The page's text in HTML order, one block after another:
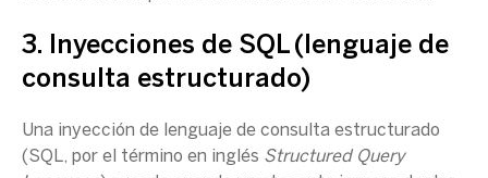
3. Inyecciones de SQL (lenguaje de
consulta estructurado)
Una inyección de lenguaje de consulta estructurado
(SQL, por el término en inglés Structured Query